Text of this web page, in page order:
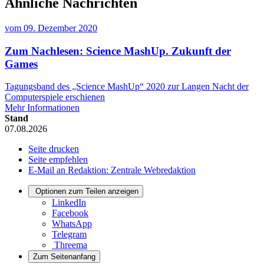
vom 09. Dezember 2020
Zum Nachlesen: Science MashUp. Zukunft der
Games
Tagungsband des „Science MashUp“ 2020 zur Langen Nacht der
Computerspiele erschienen
Mehr Informationen
Stand
07.08.2026
Seite drucken
Seite empfehlen
E-Mail an Redaktion: Zentrale Webredaktion
Optionen zum Teilen anzeigen
LinkedIn
Facebook
WhatsApp
Telegram
Threema
Zum Seitenanfang